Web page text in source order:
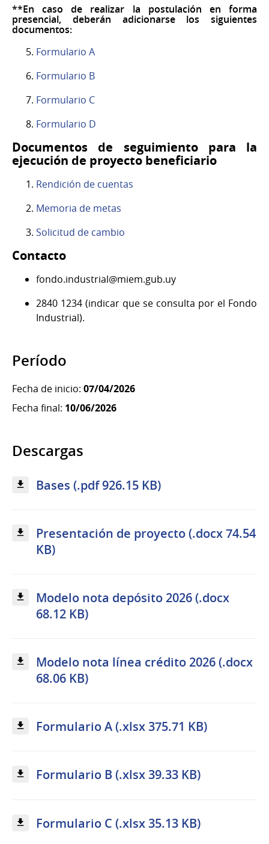
**En caso de realizar la postulación en forma
presencial, deberán adicionarse los siguientes
documentos:
Formulario A
Formulario B
Formulario C
Formulario D
Documentos de seguimiento para la
ejecución de proyecto beneficiario
Rendición de cuentas
Memoria de metas
Solicitud de cambio
Contacto
fondo.industrial@miem.gub.uy
2840 1234 (indicar que se consulta por el Fondo
Industrial).
Período
Fecha de inicio: 07/04/2026
Fecha final: 10/06/2026
Descargas
Bases (.pdf 926.15 KB)
Presentación de proyecto (.docx 74.54
KB)
Modelo nota depósito 2026 (.docx
68.12 KB)
Modelo nota línea crédito 2026 (.docx
68.06 KB)
Formulario A (.xlsx 375.71 KB)
Formulario B (.xlsx 39.33 KB)
Formulario C (.xlsx 35.13 KB)